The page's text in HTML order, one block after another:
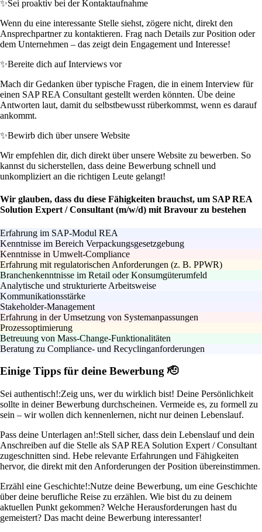
✨Sei proaktiv bei der Kontaktaufnahme
Wenn du eine interessante Stelle siehst, zögere nicht, direkt den
Ansprechpartner zu kontaktieren. Frag nach Details zur Position oder
dem Unternehmen – das zeigt dein Engagement und Interesse!
✨Bereite dich auf Interviews vor
Mach dir Gedanken über typische Fragen, die in einem Interview für
einen SAP REA Consultant gestellt werden könnten. Übe deine
Antworten laut, damit du selbstbewusst rüberkommst, wenn es darauf
ankommt.
✨Bewirb dich über unsere Website
Wir empfehlen dir, dich direkt über unsere Website zu bewerben. So
kannst du sicherstellen, dass deine Bewerbung schnell und
unkompliziert an die richtigen Leute gelangt!
Wir glauben, dass du diese Fähigkeiten brauchst, um SAP REA
Solution Expert / Consultant (m/w/d) mit Bravour zu bestehen
Erfahrung im SAP-Modul REA
Kenntnisse im Bereich Verpackungsgesetzgebung
Kenntnisse in Umwelt-Compliance
Erfahrung mit regulatorischen Anforderungen (z. B. PPWR)
Branchenkenntnisse im Retail oder Konsumgüterumfeld
Analytische und strukturierte Arbeitsweise
Kommunikationsstärke
Stakeholder-Management
Erfahrung in der Umsetzung von Systemanpassungen
Prozessoptimierung
Betreuung von Mass-Change-Funktionalitäten
Beratung zu Compliance- und Recyclinganforderungen
Einige Tipps für deine Bewerbung 🫡
Sei authentisch!:Zeig uns, wer du wirklich bist! Deine Persönlichkeit
sollte in deiner Bewerbung durchscheinen. Vermeide es, zu formell zu
sein – wir wollen dich kennenlernen, nicht nur deinen Lebenslauf.
Pass deine Unterlagen an!:Stell sicher, dass dein Lebenslauf und dein
Anschreiben auf die Stelle als SAP REA Solution Expert / Consultant
zugeschnitten sind. Hebe relevante Erfahrungen und Fähigkeiten
hervor, die direkt mit den Anforderungen der Position übereinstimmen.
Erzähl eine Geschichte!:Nutze deine Bewerbung, um eine Geschichte
über deine berufliche Reise zu erzählen. Wie bist du zu deinem
aktuellen Punkt gekommen? Welche Herausforderungen hast du
gemeistert? Das macht deine Bewerbung interessanter!